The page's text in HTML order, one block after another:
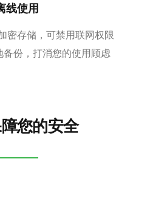
线使用
密存储，可禁用联网权限
备份，打消您的使用顾虑
您的安全